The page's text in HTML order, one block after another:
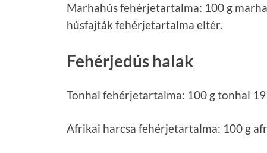
Marhahús fehérjetartalma: 100 g
húsfajták fehérjetartalma eltér.
Fehérjedús halak
Tonhal fehérjetartalma: 100 g tonhal
Afrikai harcsa fehérjetartalma: 100 g